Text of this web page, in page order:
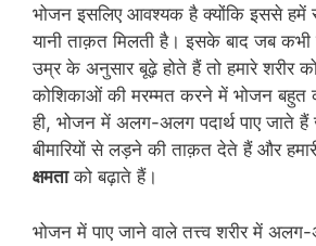
भोजन इसलिए आवश्यक है क्योंकि इससे
यानी ताक़त मिलती है। इसके बाद जब कभी
उम्र के अनुसार बूढ़े होते हैं तो हमारे शरीर
कोशिकाओं की मरम्मत करने में भोजन बहुत
ही, भोजन में अलग-अलग पदार्थ पाए जाते हैं
बीमारियों से लड़ने की ताक़त देते हैं और
क्षमताको बढ़ाते हैं।
भोजन में पाए जाने वाले तत्त्व शरीर में